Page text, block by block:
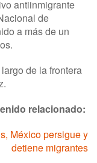
antiinmigrante
de
a más de un
de la frontera
relacionado:
México persigue y
detiene migrantes